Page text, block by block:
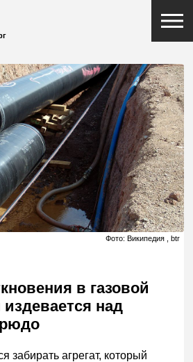
Фото: Википедия , btr
в газовой
над
забирать агрегат, который